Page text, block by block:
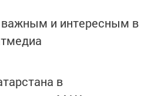
и интересным в
в